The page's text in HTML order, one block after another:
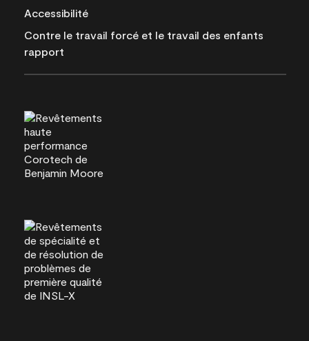
Accessibilité
Contre le travail forcé et le travail des enfants
rapport